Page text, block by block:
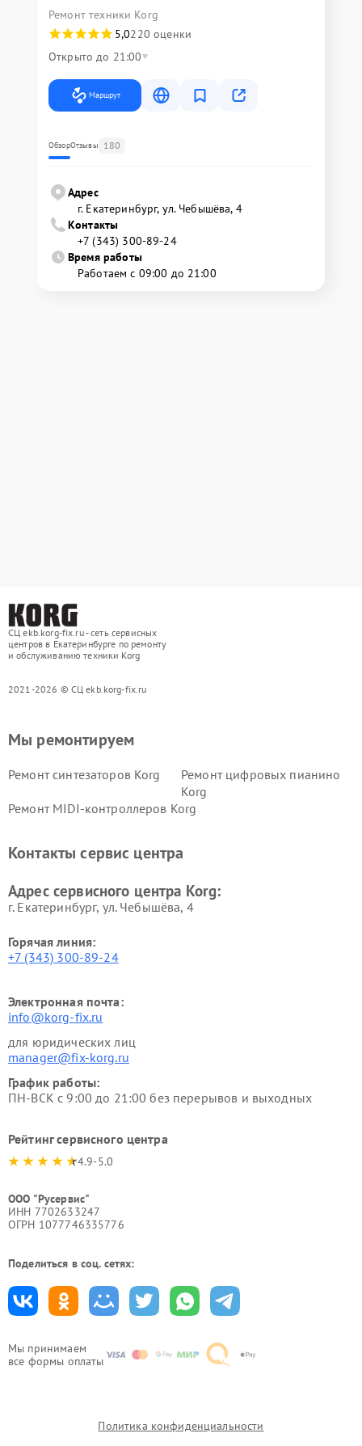
Ремонт техники Korg
5,0220 оценки
Открыто до 21:00
Маршрут
ОбзорОтзывы 180
Адрес
г. Екатеринбург, ул. Чебышёва, 4
Контакты
+7 (343) 300-89-24
Время работы
Работаем с 09:00 до 21:00
СЦ ekb.korg-fix.ru - сеть сервисных
центров в Екатеринбурге по ремонту
и обслуживанию техники Korg
2021-2026 © СЦ ekb.korg-fix.ru
Мы принимаем
все формы оплаты
Мы ремонтируем
Ремонт синтезаторов Korg
Ремонт цифровых пианино
Korg
Ремонт MIDI-контроллеров Korg
Контакты сервис центра
Адрес сервисного центра Korg:
г. Екатеринбург, ул. Чебышёва, 4
Горячая линия:
+7 (343) 300-89-24
Электронная почта:
info@korg-fix.ru
для юридических лиц
manager@fix-korg.ru
График работы:
ПН-ВСК с 9:00 до 21:00 без перерывов и выходных
Рейтинг сервисного центра
4.9-5.0
ООО "Русервис"
ИНН 7702633247
ОГРН 1077746335776
Поделиться в соц. сетях:
Политика конфиденциальности